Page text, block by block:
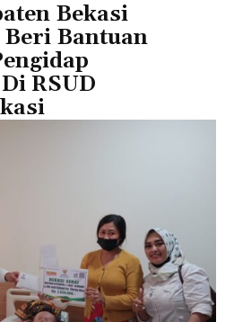
Bekasi
Bantuan
RSUD